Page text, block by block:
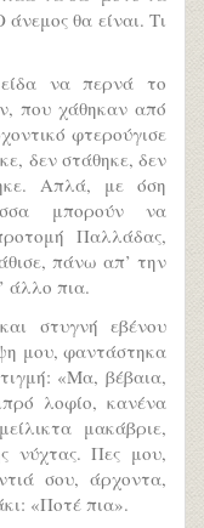
θα είναι. Τι
να περνά το
που χάθηκαν από
φτερούγισε
δεν στάθηκε, δεν
Απλά, με όση
μπορούν να
Παλλάδας,
πάνω απ’ την
άλλο πια.
στυγνή εβένου
μου, φαντάστηκα
«Μα, βέβαια,
λοφίο, κανένα
μακάβριε,
νύχτας. Πες μου,
σου, άρχοντα,
«Ποτέ πια».